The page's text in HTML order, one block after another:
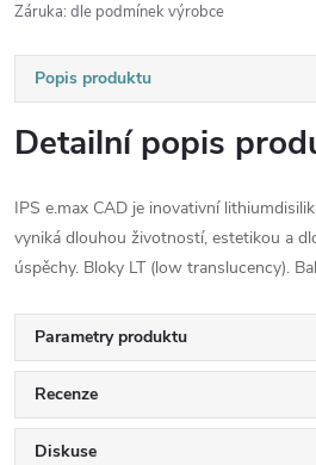
Záruka: dle podmínek výrobce
Popis produktu
Detailní popis
IPS e.max CAD je inovativní
vyniká dlouhou životností, estetikou a
úspěchy. Bloky LT (low translucency).
Parametry produktu
Recenze
Diskuse